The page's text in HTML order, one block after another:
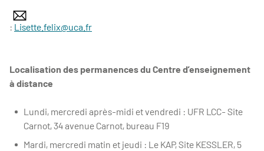
: Lisette.felix@uca.fr
Localisation des permanences du Centre d’enseignement
à distance
Lundi, mercredi après-midi et vendredi : UFR LCC- Site
Carnot, 34 avenue Carnot, bureau F19
Mardi, mercredi matin et jeudi : Le KAP, Site KESSLER, 5